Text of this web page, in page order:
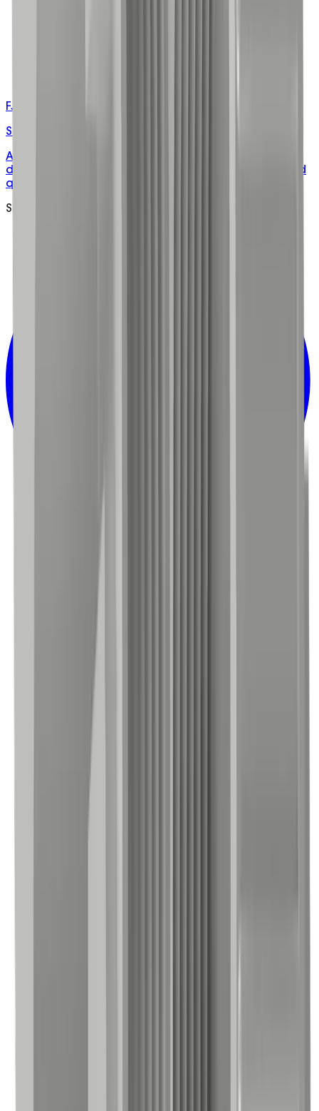
FJB-10000
Standard TPS Junction Box with Connectors
ABS junction box rated 40A, with 3 single and 1
double screw connectors pre-fitted, knockouts, and
quick-turn screws.
Sign up to Updates